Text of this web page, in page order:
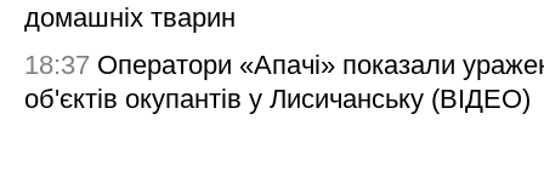
домашніх тварин
18:37 Оператори «Апачі» показали
об'єктів окупантів у Лисичанську (ВІДЕО)